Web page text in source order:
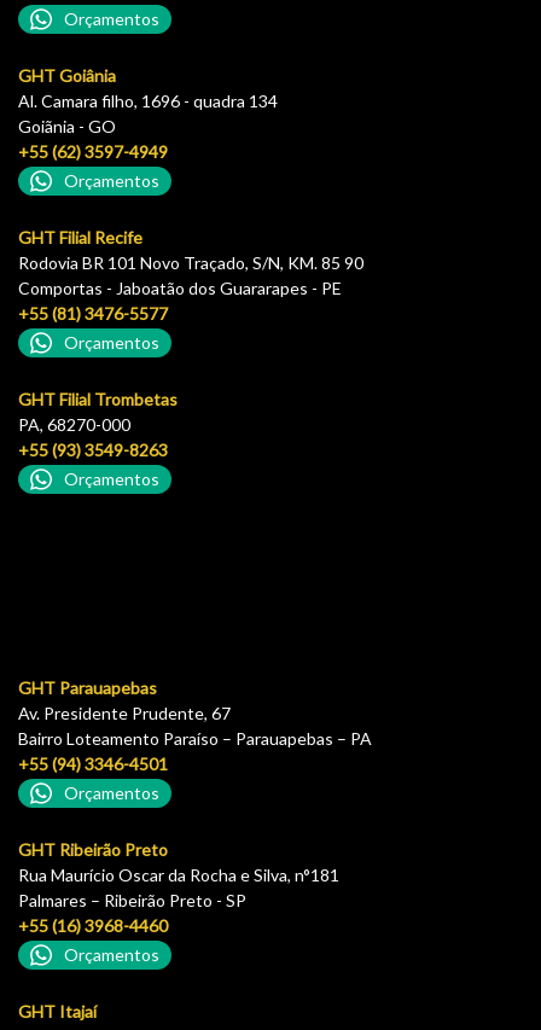
Orçamentos
GHT Goiânia
Al. Camara filho, 1696 - quadra 134
Goiãnia - GO
+55 (62) 3597-4949
Orçamentos
GHT Filial Recife
Rodovia BR 101 Novo Traçado, S/N, KM. 85 90
Comportas - Jaboatão dos Guararapes - PE
+55 (81) 3476-5577
Orçamentos
GHT Filial Trombetas
PA, 68270-000
+55 (93) 3549-8263
Orçamentos
GHT Parauapebas
Av. Presidente Prudente, 67
Bairro Loteamento Paraíso – Parauapebas – PA
+55 (94) 3346-4501
Orçamentos
GHT Ribeirão Preto
Rua Maurício Oscar da Rocha e Silva, n°181
Palmares – Ribeirão Preto - SP
+55 (16) 3968-4460
Orçamentos
GHT Itajaí